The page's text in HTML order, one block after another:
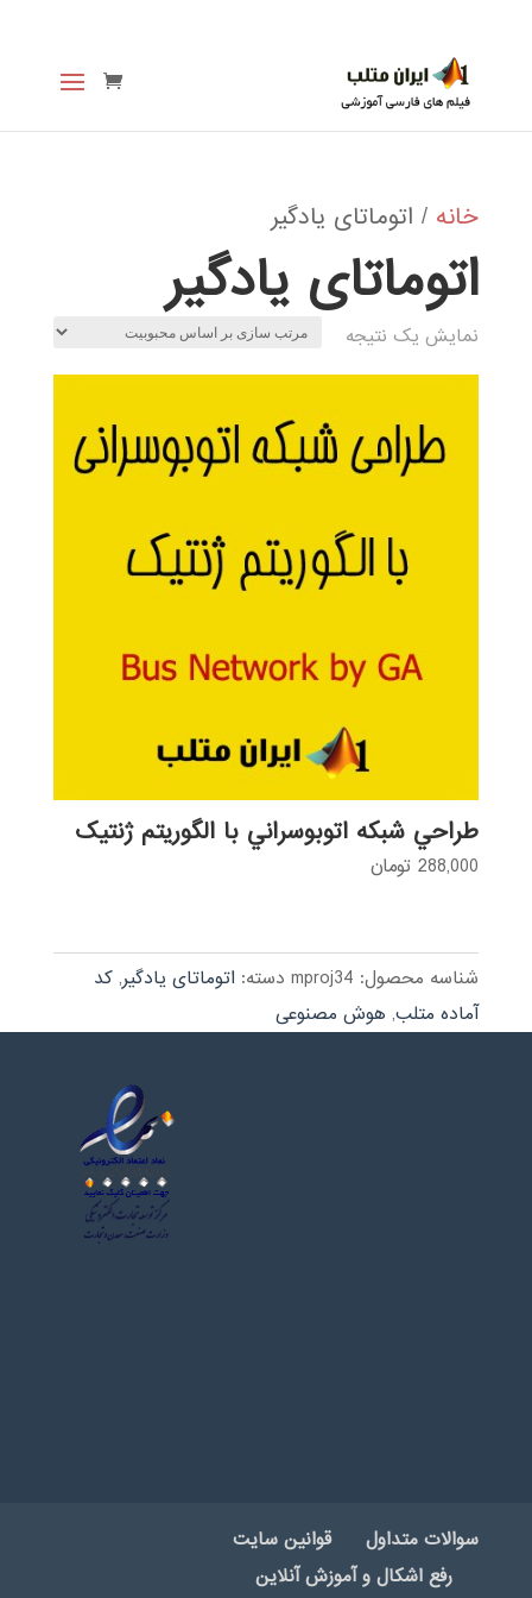
خانه / اتوماتای یادگیر
اتوماتای یادگیر
نمایش یک نتیجه
طراحي شبكه اتوبوسراني با الگوریتم ژنتیک
288,000 تومان
شناسه محصول: mproj34 دسته: اتوماتای یادگیر, کد
آماده متلب, هوش مصنوعی
سوالات متداول
قوانین سایت
رفع اشکال و آموزش آنلاین